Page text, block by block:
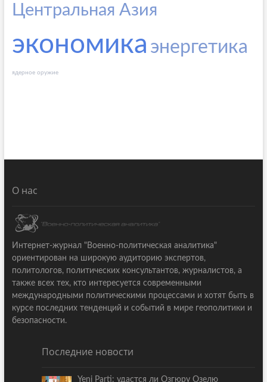
Центральная Азия
экономика энергетика
ядерное оружие
О нас
Интернет-журнал "Военно-политическая аналитика"
ориентирован на широкую аудиторию экспертов,
политологов, политических консультантов, журналистов, а
также всех тех, кто интересуется современными
международными политическими процессами и хотят быть в
курсе последних тенденций и событий в мире геополитики и
безопасности.
Последние новости
Yeni Parti: удастся ли Озгюру Озелю